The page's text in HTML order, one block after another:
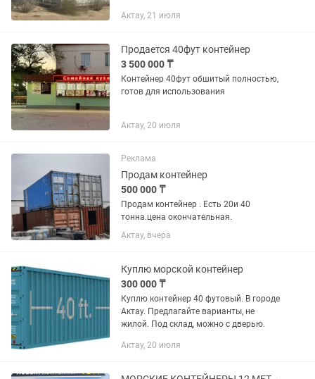
Актау, 21 июля
Продается 40фут контейнер
3 500 000 ₸
Контейнер 40фут обшитый полностью,
готов для использования
Актау, 20 июля
Реклама
Продам контейнер
500 000 ₸
Продам контейнер . Есть 20и 40
тонна.цена окончательная.
Актау, вчера
Куплю морской контейнер
300 000 ₸
Куплю контейнер 40 футовый. В городе
Актау. Предлагайте варианты, не
жилой. Под склад, можно с дверью.
Актау, 20 июля